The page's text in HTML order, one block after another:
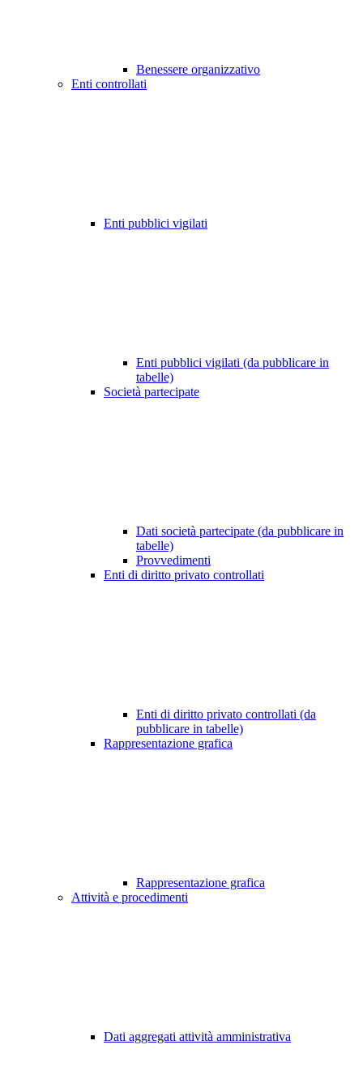
Benessere organizzativo
Enti controllati
Enti pubblici vigilati
Enti pubblici vigilati (da pubblicare in
tabelle)
Società partecipate
Dati società partecipate (da pubblicare in
tabelle)
Provvedimenti
Enti di diritto privato controllati
Enti di diritto privato controllati (da
pubblicare in tabelle)
Rappresentazione grafica
Rappresentazione grafica
Attività e procedimenti
Dati aggregati attività amministrativa